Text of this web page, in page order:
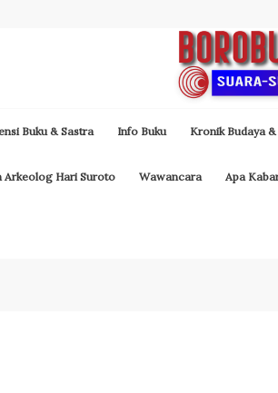
Buku & Sastra Info Buku Kronik Budaya
Arkeolog Hari Suroto Wawancara Apa